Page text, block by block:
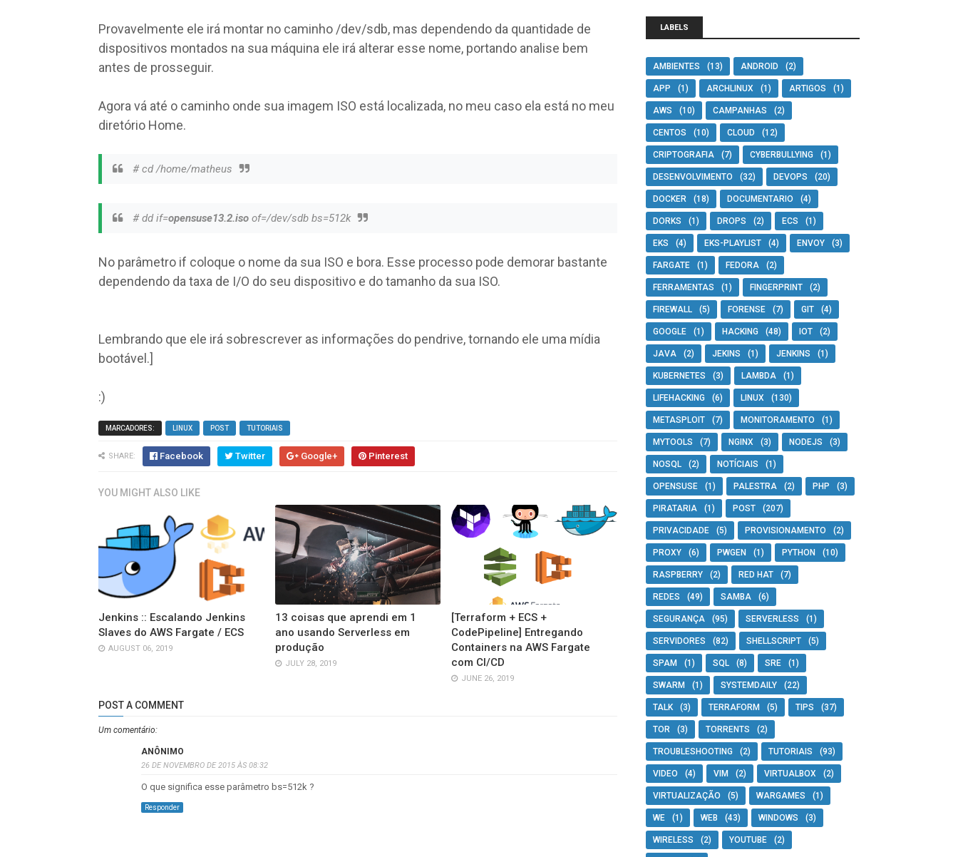
Provavelmente ele irá montar no caminho /dev/sdb, mas dependendo da quantidade de
dispositivos montados na sua máquina ele irá alterar esse nome, portando analise bem
antes de prosseguir.
Agora vá até o caminho onde sua imagem ISO está localizada, no meu caso ela está no meu
diretório Home.
# cd /home/matheus
# dd if=opensuse13.2.iso of=/dev/sdb bs=512k
No parâmetro if coloque o nome da sua ISO e bora. Esse processo pode demorar bastante
dependendo da taxa de I/O do seu dispositivo e do tamanho da sua ISO.
Lembrando que ele irá sobrescrever as informações do pendrive, tornando ele uma mídia
bootável.]
:)
MARCADORES: LINUX POST TUTORIAIS
SHARE: Facebook Twitter Google+ Pinterest
YOU MIGHT ALSO LIKE
Jenkins :: Escalando Jenkins
Slaves do AWS Fargate / ECS
AUGUST 06, 2019
13 coisas que aprendi em 1
ano usando Serverless em
produção
JULY 28, 2019
[Terraform + ECS +
CodePipeline] Entregando
Containers na AWS Fargate
com CI/CD
JUNE 26, 2019
POST A COMMENT
Um comentário:
ANÔNIMO
26 DE NOVEMBRO DE 2015 ÀS 08:32
O que significa esse parâmetro bs=512k ?
Responder
LABELS
AMBIENTES (13) ANDROID (2)
APP (1) ARCHLINUX (1) ARTIGOS (1)
AWS (10) CAMPANHAS (2)
CENTOS (10) CLOUD (12)
CRIPTOGRAFIA (7) CYBERBULLYING (1)
DESENVOLVIMENTO (32) DEVOPS (20)
DOCKER (18) DOCUMENTARIO (4)
DORKS (1) DROPS (2) ECS (1)
EKS (4) EKS-PLAYLIST (4) ENVOY (3)
FARGATE (1) FEDORA (2)
FERRAMENTAS (1) FINGERPRINT (2)
FIREWALL (5) FORENSE (7) GIT (4)
GOOGLE (1) HACKING (48) IOT (2)
JAVA (2) JEKINS (1) JENKINS (1)
KUBERNETES (3) LAMBDA (1)
LIFEHACKING (6) LINUX (130)
METASPLOIT (7) MONITORAMENTO (1)
MYTOOLS (7) NGINX (3) NODEJS (3)
NOSQL (2) NOTÍCIAIS (1)
OPENSUSE (1) PALESTRA (2) PHP (3)
PIRATARIA (1) POST (207)
PRIVACIDADE (5) PROVISIONAMENTO (2)
PROXY (6) PWGEN (1) PYTHON (10)
RASPBERRY (2) RED HAT (7)
REDES (49) SAMBA (6)
SEGURANÇA (95) SERVERLESS (1)
SERVIDORES (82) SHELLSCRIPT (5)
SPAM (1) SQL (8) SRE (1)
SWARM (1) SYSTEMDAILY (22)
TALK (3) TERRAFORM (5) TIPS (37)
TOR (3) TORRENTS (2)
TROUBLESHOOTING (2) TUTORIAIS (93)
VIDEO (4) VIM (2) VIRTUALBOX (2)
VIRTUALIZAÇÃO (5) WARGAMES (1)
WE (1) WEB (43) WINDOWS (3)
WIRELESS (2) YOUTUBE (2)